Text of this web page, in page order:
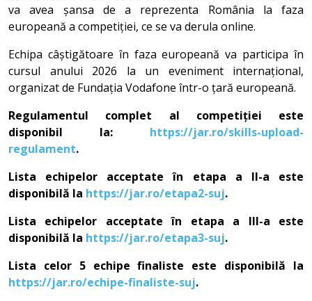
va avea șansa de a reprezenta România la faza
europeană a competiției, ce se va derula online.
Echipa câștigătoare în faza europeană va participa în
cursul anului 2026 la un eveniment internațional,
organizat de Fundația Vodafone într-o țară europeană.
Regulamentul complet al competiției este
disponibil la: https://jar.ro/skills-upload-
regulament.
Lista echipelor acceptate în etapa a II-a este
disponibilă la https://jar.ro/etapa2-suj.
Lista echipelor acceptate în etapa a III-a este
disponibilă la https://jar.ro/etapa3-suj.
Lista celor 5 echipe finaliste este disponibilă la
https://jar.ro/echipe-finaliste-suj.